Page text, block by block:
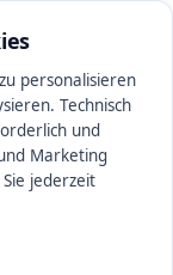
personalisieren
Technisch
und
Marketing
jederzeit